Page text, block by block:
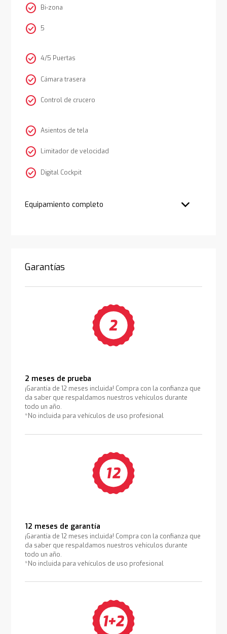
check_circle Bi-zona
check_circle 5
check_circle 4/5 Puertas
check_circle Cámara trasera
check_circle Control de crucero
check_circle Asientos de tela
check_circle Limitador de velocidad
check_circle Digital Cockpit
Equipamiento completo
Garantías
2 meses de prueba
¡Garantía de 12 meses incluida! Compra con la confianza que
da saber que respaldamos nuestros vehículos durante
todo un año.
*No incluida para vehículos de uso profesional
12 meses de garantía
¡Garantía de 12 meses incluida! Compra con la confianza que
da saber que respaldamos nuestros vehículos durante
todo un año.
*No incluida para vehículos de uso profesional